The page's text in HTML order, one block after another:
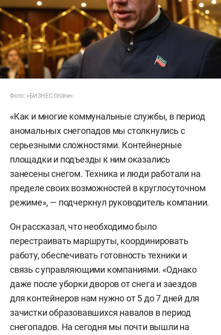
Фото: «БИЗНЕС Online»
«Как и многие коммунальные службы, в период
аномальных снегопадов мы столкнулись с
серьезными сложностями. Контейнерные
площадки и подъезды к ним оказались
занесены снегом. Техника и люди работали на
пределе своих возможностей в круглосуточном
режиме», — подчеркнул руководитель компании.
Он рассказал, что необходимо было
перестраивать маршруты, координировать
работу, обеспечивать готовность техники и
связь с управляющими компаниями. «Однако
даже после уборки дворов от снега и заездов
для контейнеров нам нужно от 5 до 7 дней для
зачистки образовавшихся навалов в период
снегопадов. На сегодня мы почти вышли на